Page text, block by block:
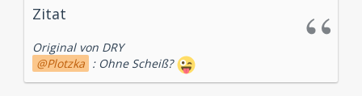
Zitat
Original von DRY
Plotzka : Ohne Scheiß?